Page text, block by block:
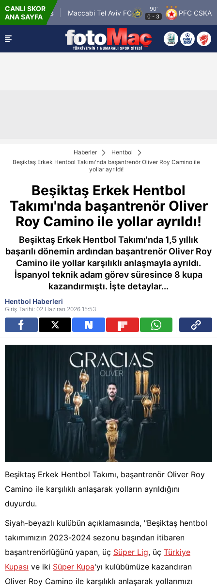
CANLI SKOR
ANA SAYFA
Rangers Maccabi Tel Aviv FC
90'
0- 3 PFC CSKA
Haberler
Hentbol
Beşiktaş Erkek Hentbol Takımı'nda başantrenör Oliver Roy Camino ile
yollar ayrıldı!
Beşiktaş Erkek Hentbol
Takımı'nda başantrenör Oliver
Roy Camino ile yollar ayrıldı!
Beşiktaş Erkek Hentbol Takımı'nda 1,5 yıllık
başarılı dönemin ardından başantrenör Oliver Roy
Camino ile yollar karşılıklı anlaşmayla ayrıldı.
İspanyol teknik adam görev süresince 8 kupa
kazandırmıştı. İşte detaylar...
Hentbol Haberleri
Giriş Tarihi: 02 Haziran 2026 15:53
Beşiktaş Erkek Hentbol Takımı, başantrenör Oliver Roy
Camino ile karşılıklı anlaşarak yolların ayrıldığını
duyurdu.
Siyah-beyazlı kulübün açıklamasında, "Beşiktaş hentbol
takımımızın 2023-2024 sezonu başından itibaren
başantrenörlüğünü yapan, üç Süper Lig, üç Türkiye
Kupası ve iki Süper Kupa'yı kulübümüze kazandıran
Oliver Roy Camino ile karşılıklı anlaşarak yollarımızı